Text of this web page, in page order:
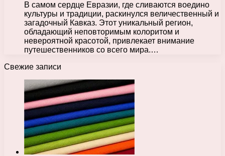
В самом сердце Евразии, где сливаются воедино
культуры и традиции, раскинулся величественный и
загадочный Кавказ. Этот уникальный регион,
обладающий неповторимым колоритом и
невероятной красотой, привлекает внимание
путешественников со всего мира.…
Свежие записи